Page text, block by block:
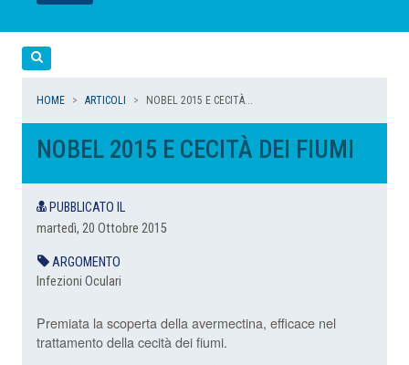
LEGGI
LEGGI
LEGGI
LEGGI
HOME ARTICOLI NOBEL 2015 E CECITÀ...
NOBEL 2015 E CECITÀ DEI FIUMI
PUBBLICATO IL
martedì, 20 Ottobre 2015
ARGOMENTO
Infezioni Oculari
Premiata la scoperta della avermectina, efficace nel
trattamento della cecità dei fiumi.